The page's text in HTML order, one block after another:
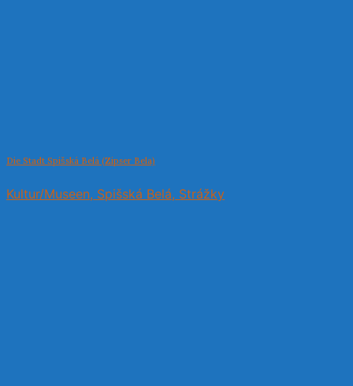
Die Stadt Spišská Belá (Zipser Bela)
Kultur/Museen, Spišská Belá, Strážky